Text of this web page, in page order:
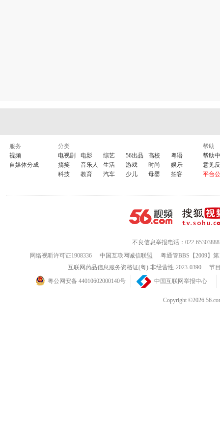
服务
视频
自媒体分成
分类
电视剧
电影 综艺 56出品 高校
粤语
搞笑
音乐人 生活 游戏 时尚
娱乐
科技
教育 汽车 少儿 母婴 拍客
帮助
帮助
意见
平台
不良信息举报电话：022-65303888
网络视听许可证1908336
中国互联网诚信联盟
粤通管BBS【2009】
互联网药品信息服务资格证(粤)-非经营性-2023-0390
节
粤公网安备 44010602000140号
中国互联网举报中心
Copyright ©2026